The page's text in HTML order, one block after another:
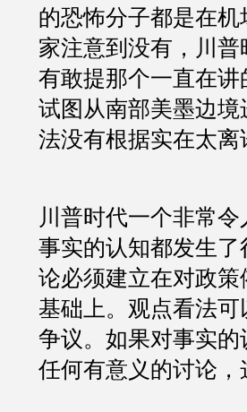
的恐怖分子都是在
家注意到没有，川
有敢提那个一直在
试图从南部美墨边
法没有根据实在太离
川普时代一个非常
事实的认知都发生
论必须建立在对政
基础上。观点看法
争议。如果对事实
任何有意义的讨论